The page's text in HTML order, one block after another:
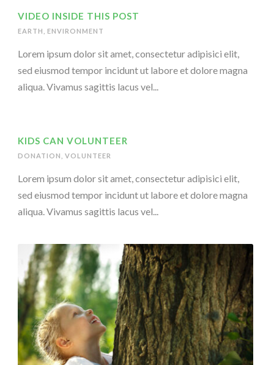
VIDEO INSIDE THIS POST
EARTH ENVIRONMENT
Lorem ipsum dolor sit amet, consectetur adipisici elit,
sed eiusmod tempor incidunt ut labore et dolore magna
aliqua. Vivamus sagittis lacus vel...
KIDS CAN VOLUNTEER
DONATION VOLUNTEER
Lorem ipsum dolor sit amet, consectetur adipisici elit,
sed eiusmod tempor incidunt ut labore et dolore magna
aliqua. Vivamus sagittis lacus vel...